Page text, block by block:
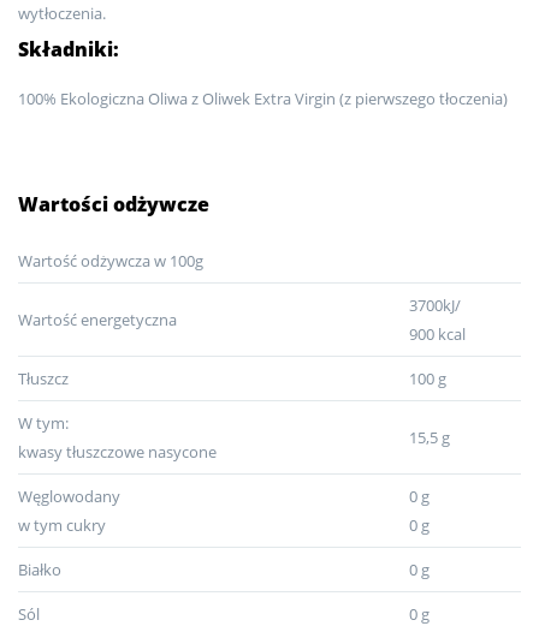
wytłoczenia.
Składniki:
100% Ekologiczna Oliwa z Oliwek Extra Virgin (z pierwszego tłoczenia)
Wartości odżywcze
Wartość odżywcza w 100g
Wartość energetyczna
3700kJ/
900 kcal
Tłuszcz 100 g
W tym:
kwasy tłuszczowe nasycone
15,5 g
Węglowodany
w tym cukry
0 g
0 g
Białko 0 g
Sól 0 g